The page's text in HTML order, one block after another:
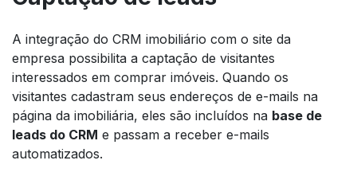
A integração do CRM imobiliário com o site da
empresa possibilita a captação de visitantes
interessados em comprar imóveis. Quando os
visitantes cadastram seus endereços de e-mails na
página da imobiliária, eles são incluídos na base de
leads do CRM e passam a receber e-mails
automatizados.